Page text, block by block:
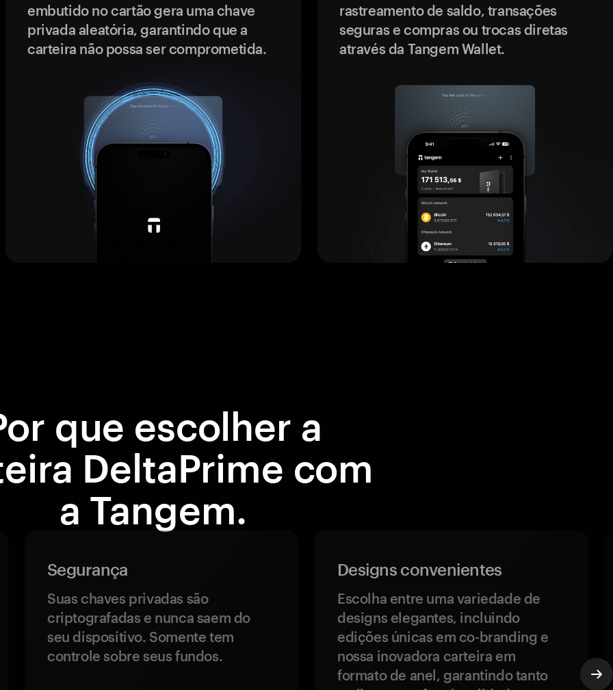
embutido no cartão gera uma chave
privada aleatória, garantindo que a
carteira não possa ser comprometida.
rastreamento de saldo, transações
seguras e compras ou trocas diretas
através da Tangem Wallet.
que escolher a
DeltaPrime com
a Tangem.
Segurança
Suas chaves privadas são
criptografadas e nunca saem do
seu dispositivo. Somente tem
controle sobre seus fundos.
Designs convenientes
Escolha entre uma variedade de
designs elegantes, incluindo
edições únicas em co-branding e
nossa inovadora carteira em
formato de anel, garantindo tanto